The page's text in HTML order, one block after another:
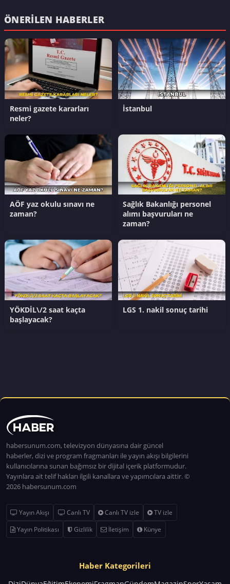
ÖNERILEN HABERLER
Resmi gazete kararları
neler?
İstanbul
AÖF yaz okulu sınavı ne
zaman?
Sağlık Bakanlığı personel
alımı başvuruları ne
zaman?
YÖKDİL\/2 saat kaçta
başlayacak?
LGS 1. nakil sonuç tarihi
habersunum.com, televizyon dünyasına dair güncel
haberler, dizi ve program fragmanları ile yayın akışı bilgilerini
kullanıcılarına sunan bağımsız bir dijital içerik platformudur.
Yayınlara ait telif hakları ilgili kanallara ve yapımcılara aittir. ©
2026 habersunum.com
Yayın Akışı Canlı TV Canlı TV izle
TV izle
Yayın Politikası
Gizlilik İletişim Künye
Haber Kategorileri